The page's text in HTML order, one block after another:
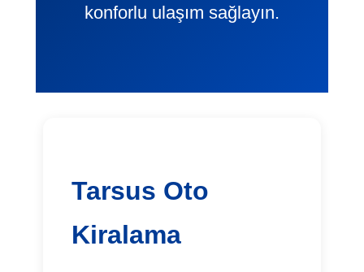
konforlu ulaşım sağlayın.
Tarsus Oto
Kiralama